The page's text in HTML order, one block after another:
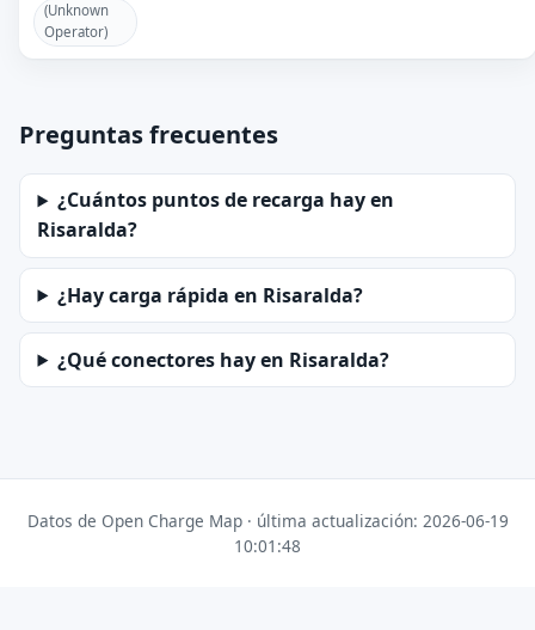
(Unknown
Operator)
Preguntas frecuentes
¿Cuántos puntos de recarga hay en
Risaralda?
¿Hay carga rápida en Risaralda?
¿Qué conectores hay en Risaralda?
Datos de Open Charge Map · última actualización: 2026-06-19
10:01:48